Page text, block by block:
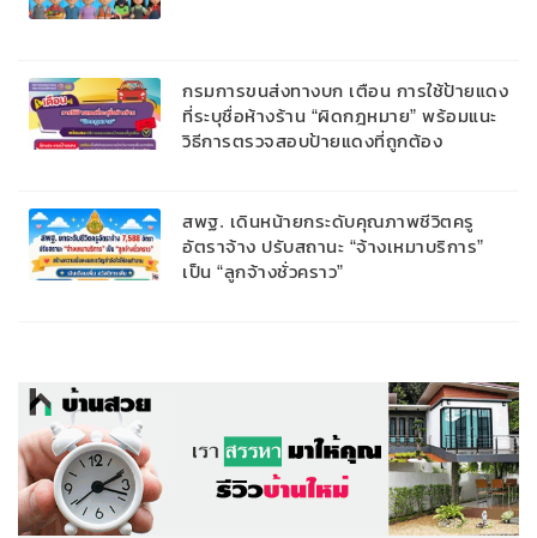
กรมการขนส่งทางบก เตือน การใช้ป้ายแดง
ที่ระบุชื่อห้างร้าน “ผิดกฎหมาย” พร้อมแนะ
วิธีการตรวจสอบป้ายแดงที่ถูกต้อง
สพฐ. เดินหน้ายกระดับคุณภาพชีวิตครู
อัตราจ้าง ปรับสถานะ “จ้างเหมาบริการ”
เป็น “ลูกจ้างชั่วคราว”